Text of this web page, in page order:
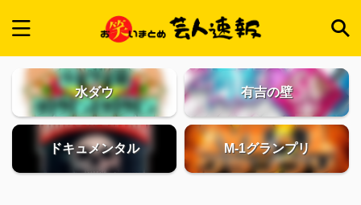
水ダウ 有吉の壁
ドキュメンタル M-1グランプリ